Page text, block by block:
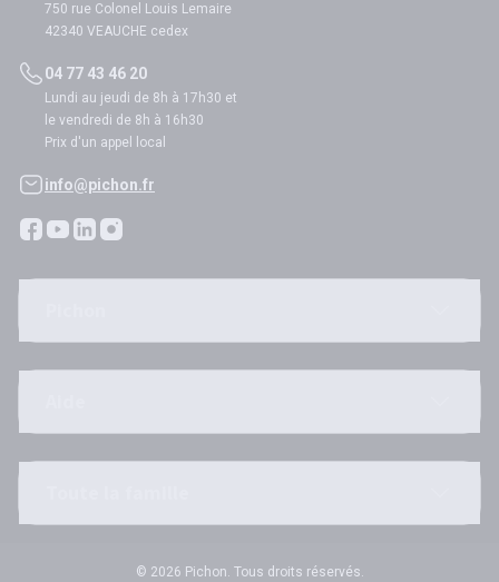
750 rue Colonel Louis Lemaire
42340 VEAUCHE cedex
04 77 43 46 20
Lundi au jeudi de 8h à 17h30 et
le vendredi de 8h à 16h30
Prix d'un appel local
info@pichon.fr
© 2026 Pichon. Tous droits réservés.